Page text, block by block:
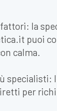
la
puoi
calma.
per